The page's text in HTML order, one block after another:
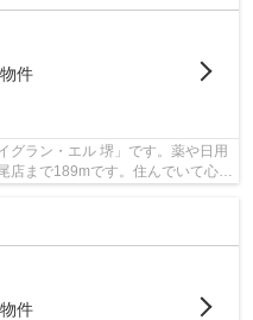
件
グラン・エル 堺」です。薬や日用
まで189mです。住んでいて心地
件